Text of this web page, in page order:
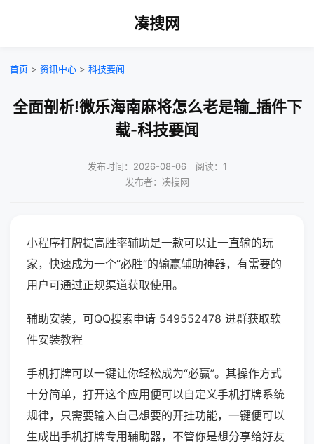
凑搜网
首页 > 资讯中心 > 科技要闻
全面剖析!微乐海南麻将怎么老是输_插件下
载-科技要闻
发布时间：2026-08-06｜阅读：1
发布者：凑搜网
小程序打牌提高胜率辅助是一款可以让一直输的玩
家，快速成为一个“必胜”的输赢辅助神器，有需要的
用户可通过正规渠道获取使用。
辅助安装，可QQ搜索申请 549552478 进群获取软
件安装教程
手机打牌可以一键让你轻松成为“必赢”。其操作方式
十分简单，打开这个应用便可以自定义手机打牌系统
规律，只需要输入自己想要的开挂功能，一键便可以
生成出手机打牌专用辅助器，不管你是想分享给好友